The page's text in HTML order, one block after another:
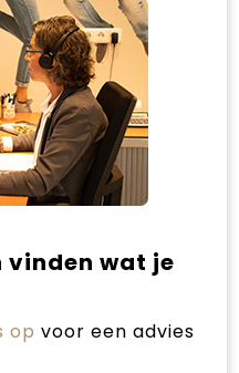
vinden wat je
op voor een advies